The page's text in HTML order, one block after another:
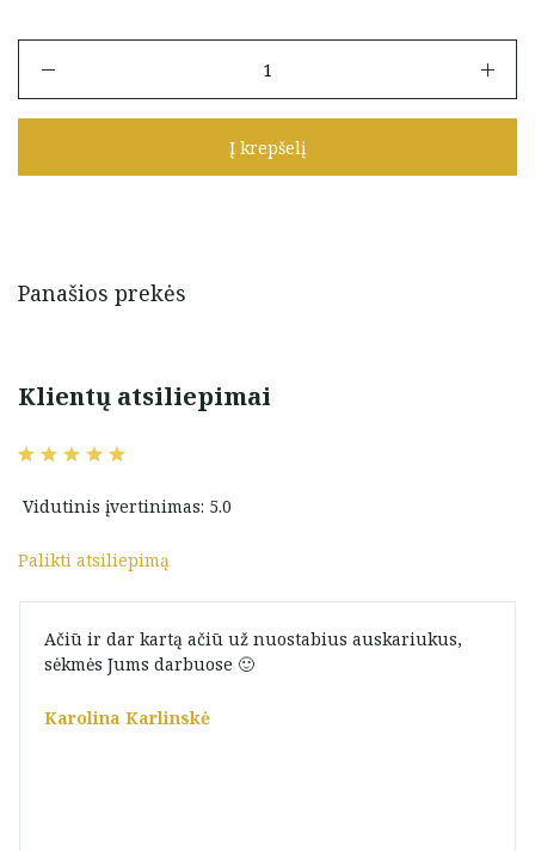
Auksiniai
(8
Į krepšelį
Panašios prekės
Klientų atsiliepimai
Vidutinis įvertinimas: 5.0
Palikti atsiliepimą
Ačiū ir dar kartą ačiū už nuostabius auskariukus,
sėkmės Jums darbuose 🙂
Karolina Karlinskė